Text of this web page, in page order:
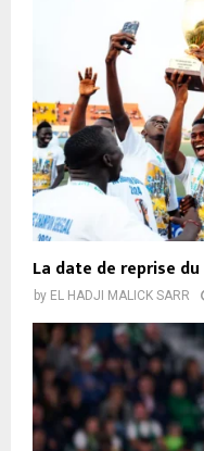
La date de reprise
by EL HADJI MALICK SARR